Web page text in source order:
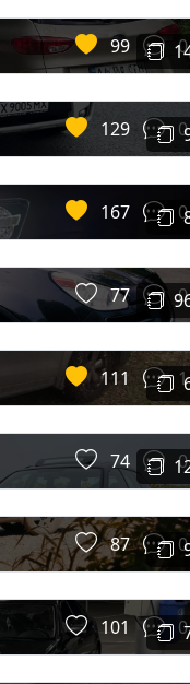
99 0
129 0
167 0
77 0
111 1
74 0
87 0
101 0